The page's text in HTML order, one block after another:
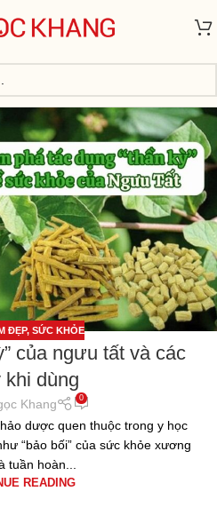
ĐẸP, SỨC KHỎE
của ngưu tất và các
dùng
Khang 0
dược quen thuộc trong y học
“bảo bối” của sức khỏe xương
tuần hoàn...
READING